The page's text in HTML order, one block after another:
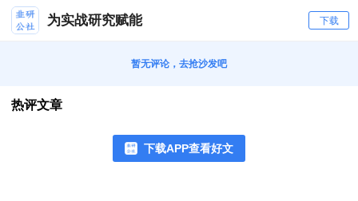
为实战研究赋能 下载
暂无评论，去抢沙发吧
热评文章
下载APP查看好文